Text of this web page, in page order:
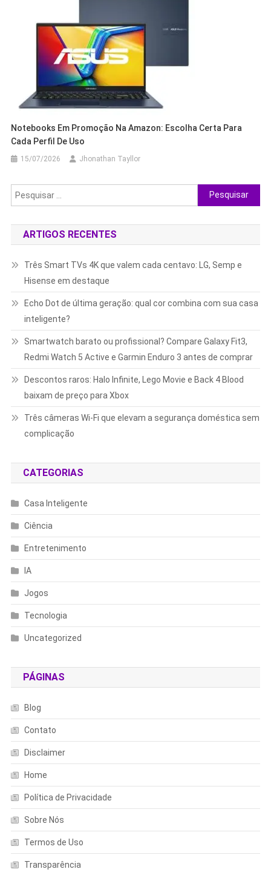
Notebooks Em Promoção Na Amazon: Escolha Certa Para
Cada Perfil De Uso
15/07/2026 Jhonathan Tayllor
Pesquisar
por:
ARTIGOS RECENTES
Três Smart TVs 4K que valem cada centavo: LG, Semp e
Hisense em destaque
Echo Dot de última geração: qual cor combina com sua casa
inteligente?
Smartwatch barato ou profissional? Compare Galaxy Fit3,
Redmi Watch 5 Active e Garmin Enduro 3 antes de comprar
Descontos raros: Halo Infinite, Lego Movie e Back 4 Blood
baixam de preço para Xbox
Três câmeras Wi-Fi que elevam a segurança doméstica sem
complicação
CATEGORIAS
Casa Inteligente
Ciência
Entretenimento
IA
Jogos
Tecnologia
Uncategorized
PÁGINAS
Blog
Contato
Disclaimer
Home
Política de Privacidade
Sobre Nós
Termos de Uso
Transparência